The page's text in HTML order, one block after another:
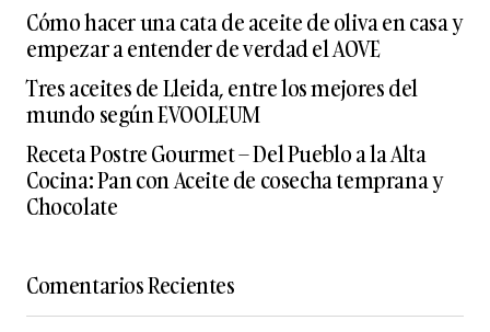
Cómo hacer una cata de aceite de oliva en casa y
empezar a entender de verdad el AOVE
Tres aceites de Lleida, entre los mejores del
mundo según EVOOLEUM
Receta Postre Gourmet – Del Pueblo a la Alta
Cocina: Pan con Aceite de cosecha temprana y
Chocolate
Comentarios Recientes